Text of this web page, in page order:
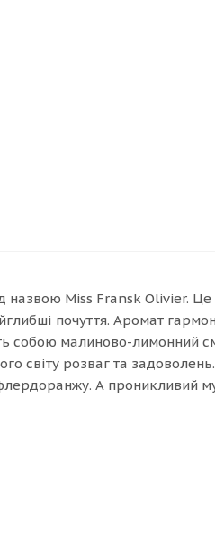
назвою Miss Fransk Olivier.
почуття. Аромат
собою малиново-лимонний
світу розваг та
А проникливий